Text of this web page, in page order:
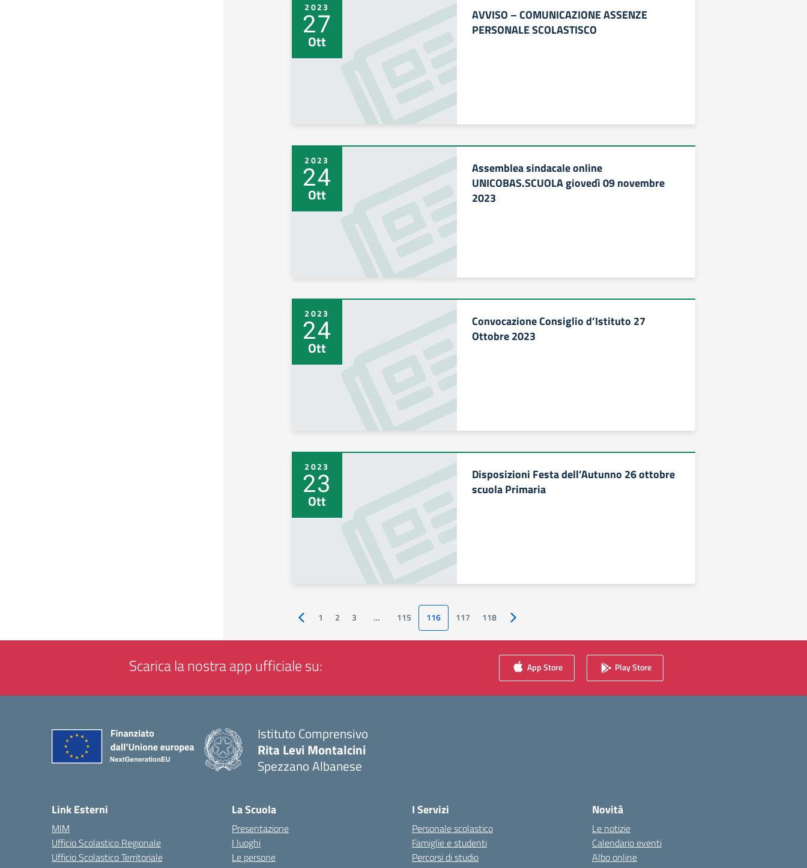
2023
27
Ott
AVVISO – COMUNICAZIONE ASSENZE
PERSONALE SCOLASTISCO
2023
24
Ott
Assemblea sindacale online
UNICOBAS.SCUOLA giovedì 09 novembre
2023
2023
24
Ott
Convocazione Consiglio d’Istituto 27
Ottobre 2023
2023
23
Ott
Disposizioni Festa dell’Autunno 26 ottobre
scuola Primaria
Pagina precedente
1 2 3 … 115 116 117 118 Pagina successiva
Scarica la nostra app ufficiale su: App Store Play Store
Istituto Comprensivo
Rita Levi Montalcini
Spezzano Albanese
Link Esterni
MIM
Ufficio Scolastico Regionale
Ufficio Scolastico Territoriale
La Scuola
Presentazione
I luoghi
Le persone
I Servizi
Personale scolastico
Famiglie e studenti
Percorsi di studio
Novità
Le notizie
Calendario eventi
Albo online